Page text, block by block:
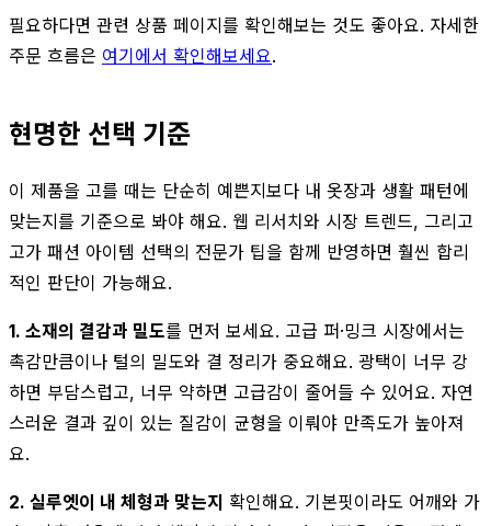
필요하다면 관련 상품 페이지를 확인해보는 것도 좋아요. 자세한
주문 흐름은 여기에서 확인해보세요.
현명한 선택 기준
이 제품을 고를 때는 단순히 예쁜지보다 내 옷장과 생활 패턴에
맞는지를 기준으로 봐야 해요. 웹 리서치와 시장 트렌드, 그리고
고가 패션 아이템 선택의 전문가 팁을 함께 반영하면 훨씬 합리
적인 판단이 가능해요.
1. 소재의 결감과 밀도를 먼저 보세요. 고급 퍼·밍크 시장에서는
촉감만큼이나 털의 밀도와 결 정리가 중요해요. 광택이 너무 강
하면 부담스럽고, 너무 약하면 고급감이 줄어들 수 있어요. 자연
스러운 결과 깊이 있는 질감이 균형을 이뤄야 만족도가 높아져
요.
2. 실루엣이 내 체형과 맞는지 확인해요. 기본핏이라도 어깨와 가